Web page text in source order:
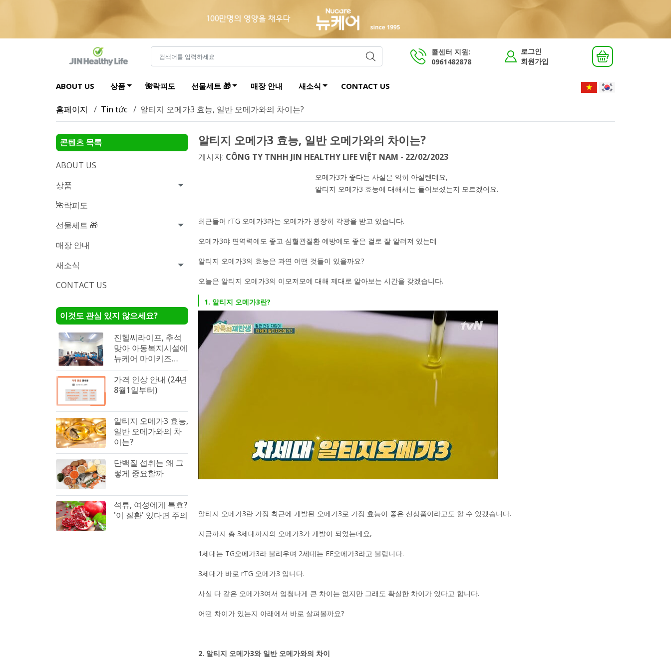
콜센터 지원:
0961482878
로그인
회원가입
ABOUT US 상품 🌺락피도 선물세트 🎁 매장 안내 새소식 CONTACT US
홈페이지 / Tin tức / 알티지 오메가3 효능, 일반 오메가와의 차이는?
알티지 오메가3 효능, 일반 오메가와의 차이는?
게시자: CÔNG TY TNHH JIN HEALTHY LIFE VIỆT NAM - 22/02/2023
오메가3가 좋다는 사실은 익히 아실텐데요,
알티지 오메가3 효능에 대해서는 들어보셨는지 모르겠어요.
최근들어 rTG 오메가3라는 오메가가 굉장히 각광을 받고 있습니다.
오메가3야 면역력에도 좋고 심혈관질환 예방에도 좋은 걸로 잘 알려져 있는데
알티지 오메가3의 효능은 과연 어떤 것들이 있을까요?
오늘은 알티지 오메가3의 이모저모에 대해 제대로 알아보는 시간을 갖겠습니다.
1. 알티지 오메가3란?
알티지 오메가3란 가장 최근에 개발된 오메가3로 가장 효능이 좋은 신상품이라고도 할 수 있겠습니다.
지금까지 총 3세대까지의 오메가3가 개발이 되었는데요,
1세대는 TG오메가3라 불리우며 2세대는 EE오메가3라고 불립니다.
3세대가 바로 rTG 오메가3 입니다.
사실 다 같은 오메가3여서 엄청나게 큰 차이는 없지만 그래도 확실한 차이가 있다고 합니다.
어떤 차이가 있는지 아래에서 바로 살펴볼까요?
2. 알티지 오메가3와 일반 오메가와의 차이
콘텐츠 목록
ABOUT US
상품
🌺락피도
선물세트 🎁
매장 안내
새소식
CONTACT US
이것도 관심 있지 않으세요?
진헬씨라이프, 추석
맞아 아동복지시설에
뉴케어 마이키즈
1,300박스 기부
가격 인상 안내 (24년
8월1일부터)
알티지 오메가3 효능,
일반 오메가와의 차
이는?
단백질 섭취는 왜 그
렇게 중요할까
석류, 여성에게 특효?
'이 질환' 있다면 주의